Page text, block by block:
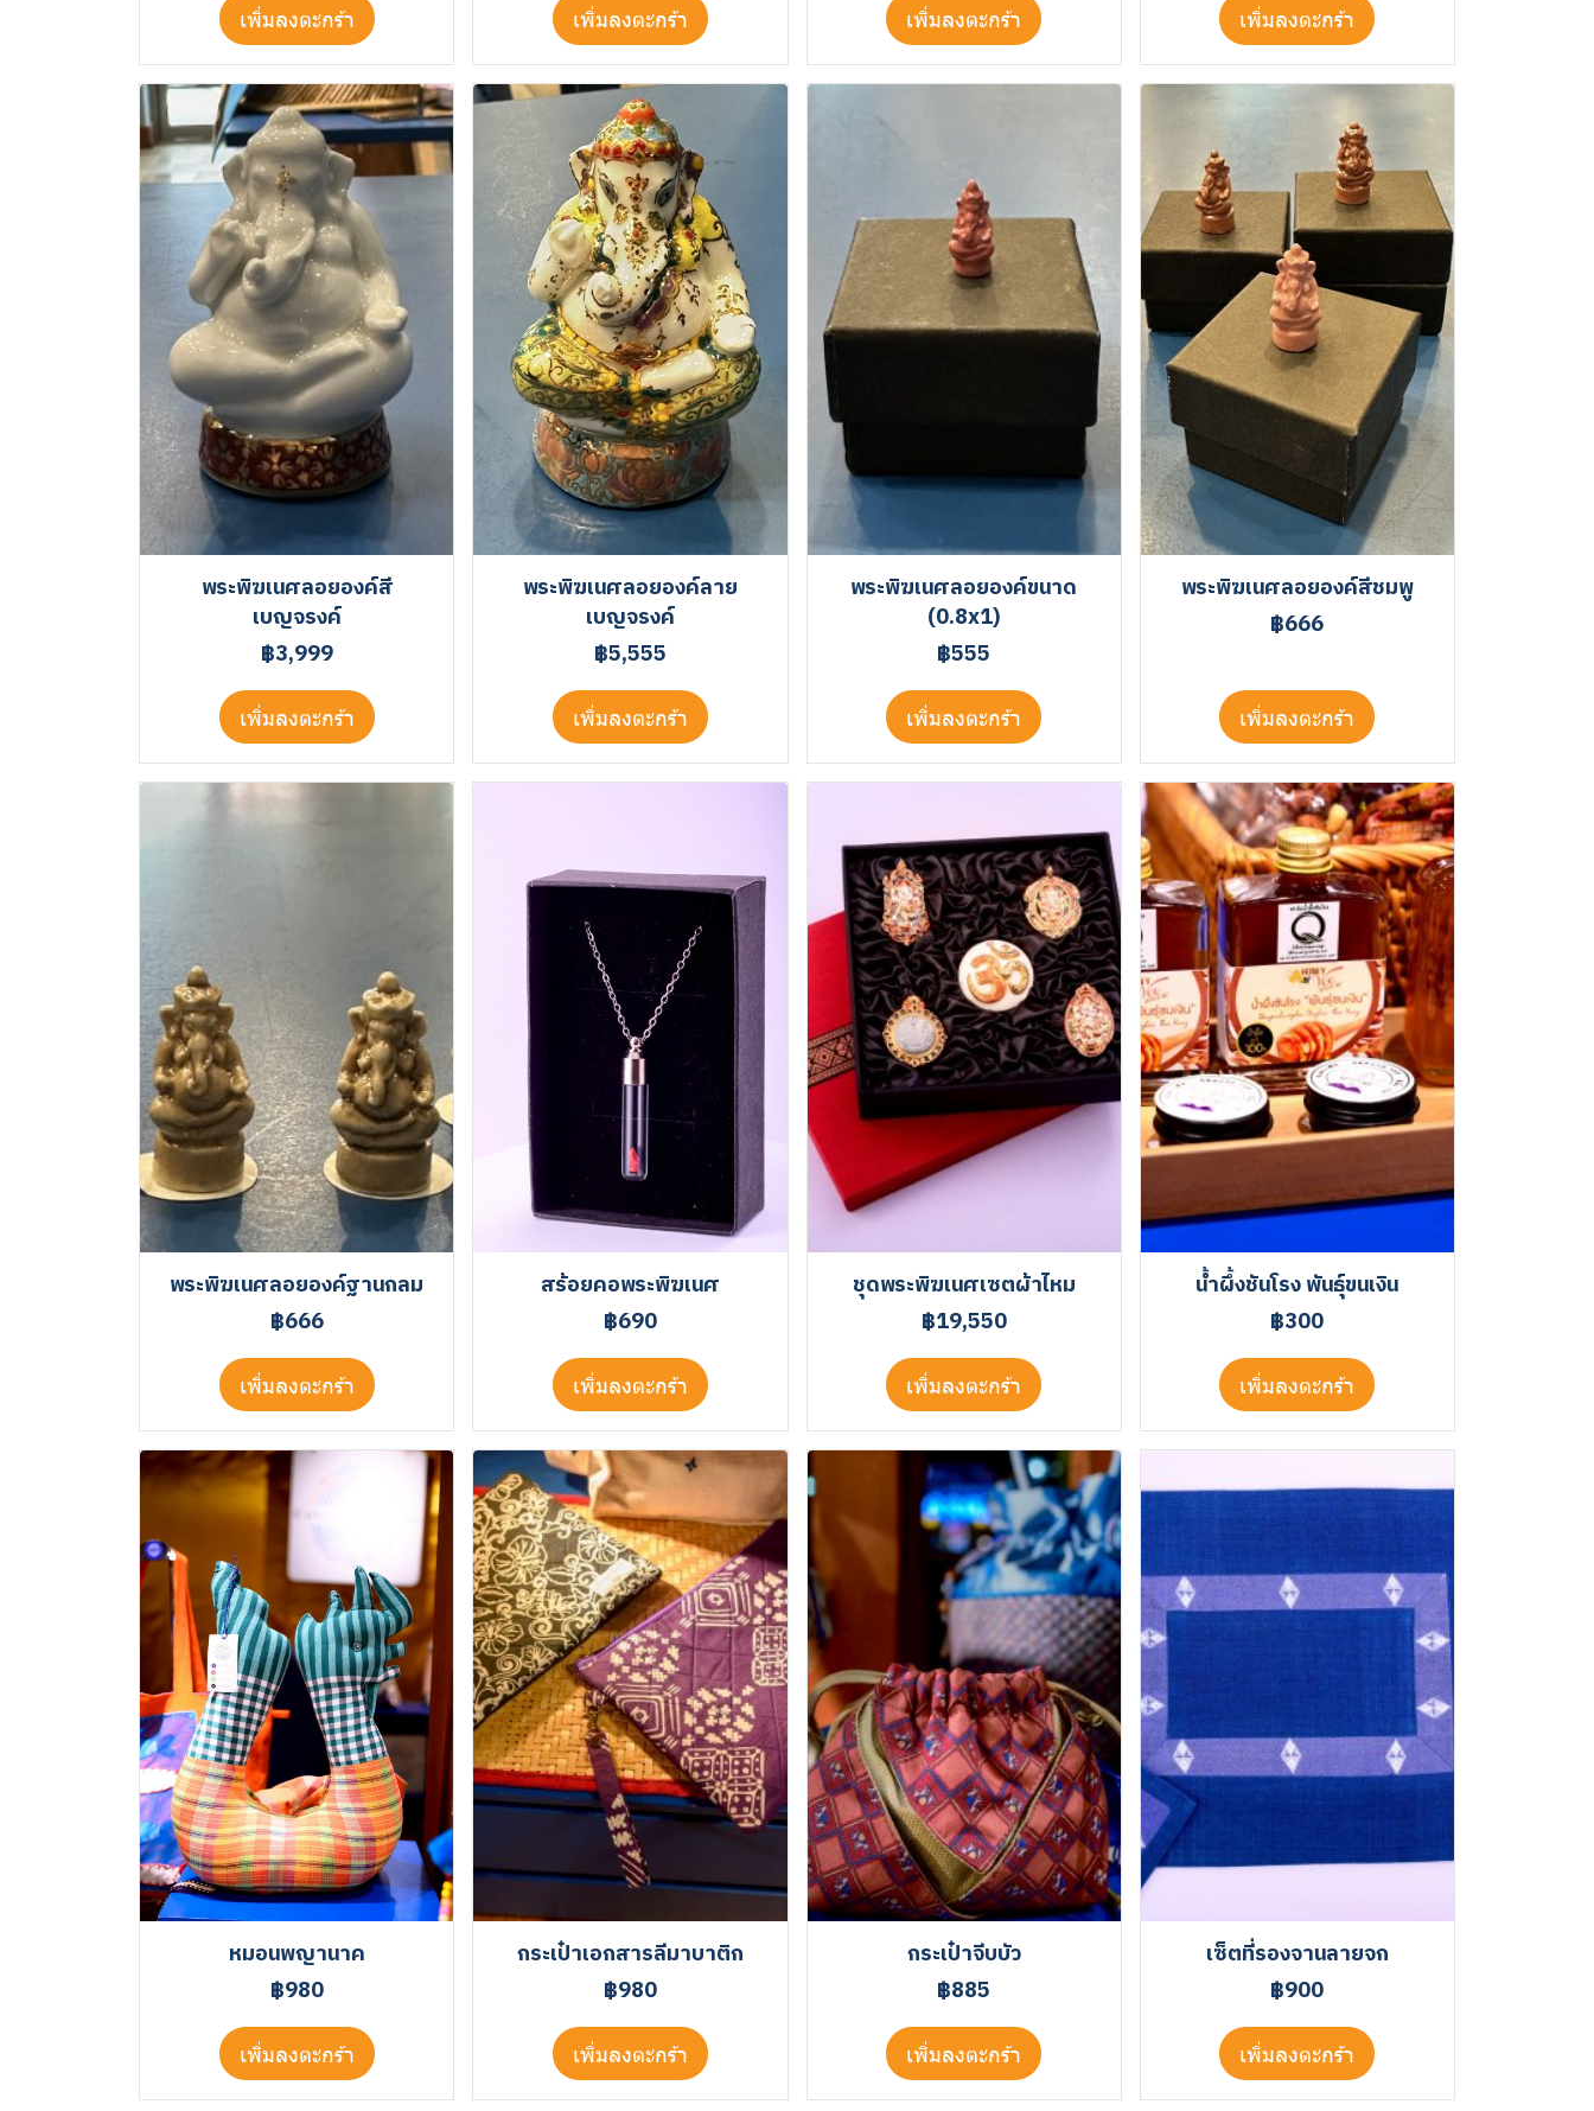
เพิ่มลงตะกร้า เพิ่มลงตะกร้า เพิ่มลงตะกร้า เพิ่มลงตะกร้า
พระพิฆเนศลอยองค์สี
เบญจรงค์
฿3,999
เพิ่มลงตะกร้า
พระพิฆเนศลอยองค์ลาย
เบญจรงค์
฿5,555
เพิ่มลงตะกร้า
พระพิฆเนศลอยองค์ขนาด
(0.8x1)
฿555
เพิ่มลงตะกร้า
พระพิฆเนศลอยองค์สีชมพู
฿666
เพิ่มลงตะกร้า
พระพิฆเนศลอยองค์ฐานกลม
฿666
เพิ่มลงตะกร้า
สร้อยคอพระพิฆเนศ
฿690
เพิ่มลงตะกร้า
ชุดพระพิฆเนศเซตผ้าไหม
฿19,550
เพิ่มลงตะกร้า
น้ำผึ้งชันโรง พันธุ์ขนเงิน
฿300
เพิ่มลงตะกร้า
หมอนพญานาค
฿980
เพิ่มลงตะกร้า
กระเป๋าเอกสารลีมาบาติก
฿980
เพิ่มลงตะกร้า
กระเป๋าจีบบัว
฿885
เพิ่มลงตะกร้า
เซ็ตที่รองจานลายจก
฿900
เพิ่มลงตะกร้า